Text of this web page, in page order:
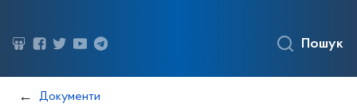
Пошук
Документи